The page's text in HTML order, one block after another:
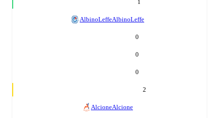
1
AlbinoLeffeAlbinoLeffe
0
0
0
2
AlcioneAlcione